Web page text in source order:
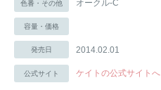
色番・その他 オークル-C
容量・価格
発売日 2014.02.01
公式サイト ケイトの公式サイトへ